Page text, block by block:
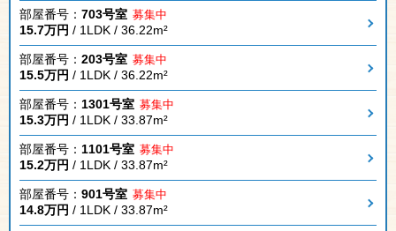
部屋番号： 703号室 募集中
15.7万円 / 1LDK / 36.22m²
部屋番号： 203号室 募集中
15.5万円 / 1LDK / 36.22m²
部屋番号： 1301号室 募集中
15.3万円 / 1LDK / 33.87m²
部屋番号： 1101号室 募集中
15.2万円 / 1LDK / 33.87m²
部屋番号： 901号室 募集中
14.8万円 / 1LDK / 33.87m²